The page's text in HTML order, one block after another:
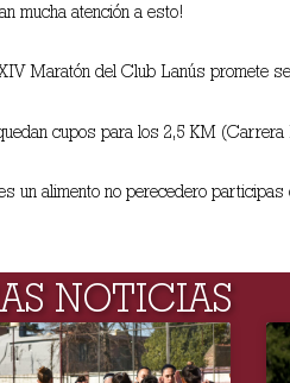
mucha atención a esto!
Maratón del Club Lanús promete
cupos para los 2,5 KM
un alimento no perecedero
NOTICIAS